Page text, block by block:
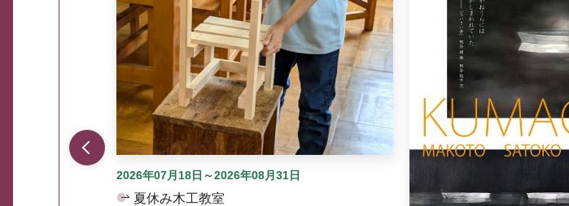
2026年07月18日～2026年08月31日
夏休み木工教室